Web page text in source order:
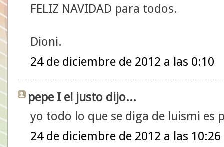
FELIZ NAVIDAD para todos.
Dioni.
24 de diciembre de 2012 a las 0:10
pepe I el justo dijo...
yo todo lo que se diga de luismi es
24 de diciembre de 2012 a las 10:26